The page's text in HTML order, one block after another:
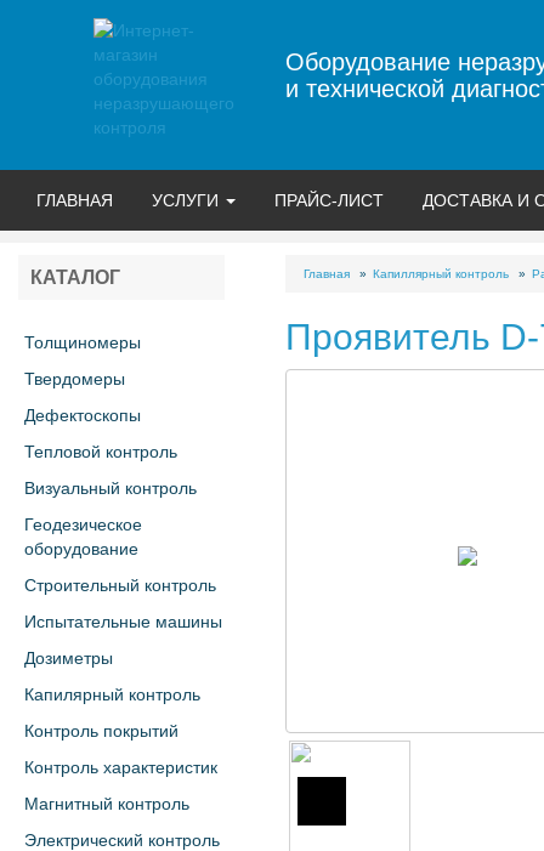
Оборудование
и технической
ГЛАВНАЯ УСЛУГИ ПРАЙС-ЛИСТ ДОСТАВКА И
КАТАЛОГ
Толщиномеры
Твердомеры
Дефектоскопы
Тепловой контроль
Визуальный контроль
Геодезическое
оборудование
Строительный контроль
Испытательные машины
Дозиметры
Капилярный контроль
Контроль покрытий
Контроль характеристик
Магнитный контроль
Электрический контроль
Главная Капиллярный контроль
Проявитель